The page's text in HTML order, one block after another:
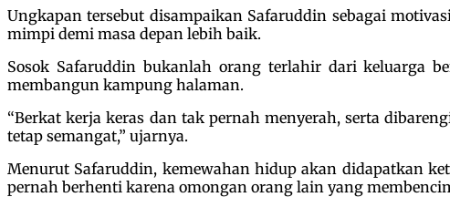
Ungkapan tersebut disampaikan Safaruddin sebagai
mimpi demi masa depan lebih baik.
Sosok Safaruddin bukanlah orang terlahir dari keluarga
membangun kampung halaman.
“Berkat kerja keras dan tak pernah menyerah, serta
tetap semangat,” ujarnya.
Menurut Safaruddin, kemewahan hidup akan didapatkan
pernah berhenti karena omongan orang lain yang